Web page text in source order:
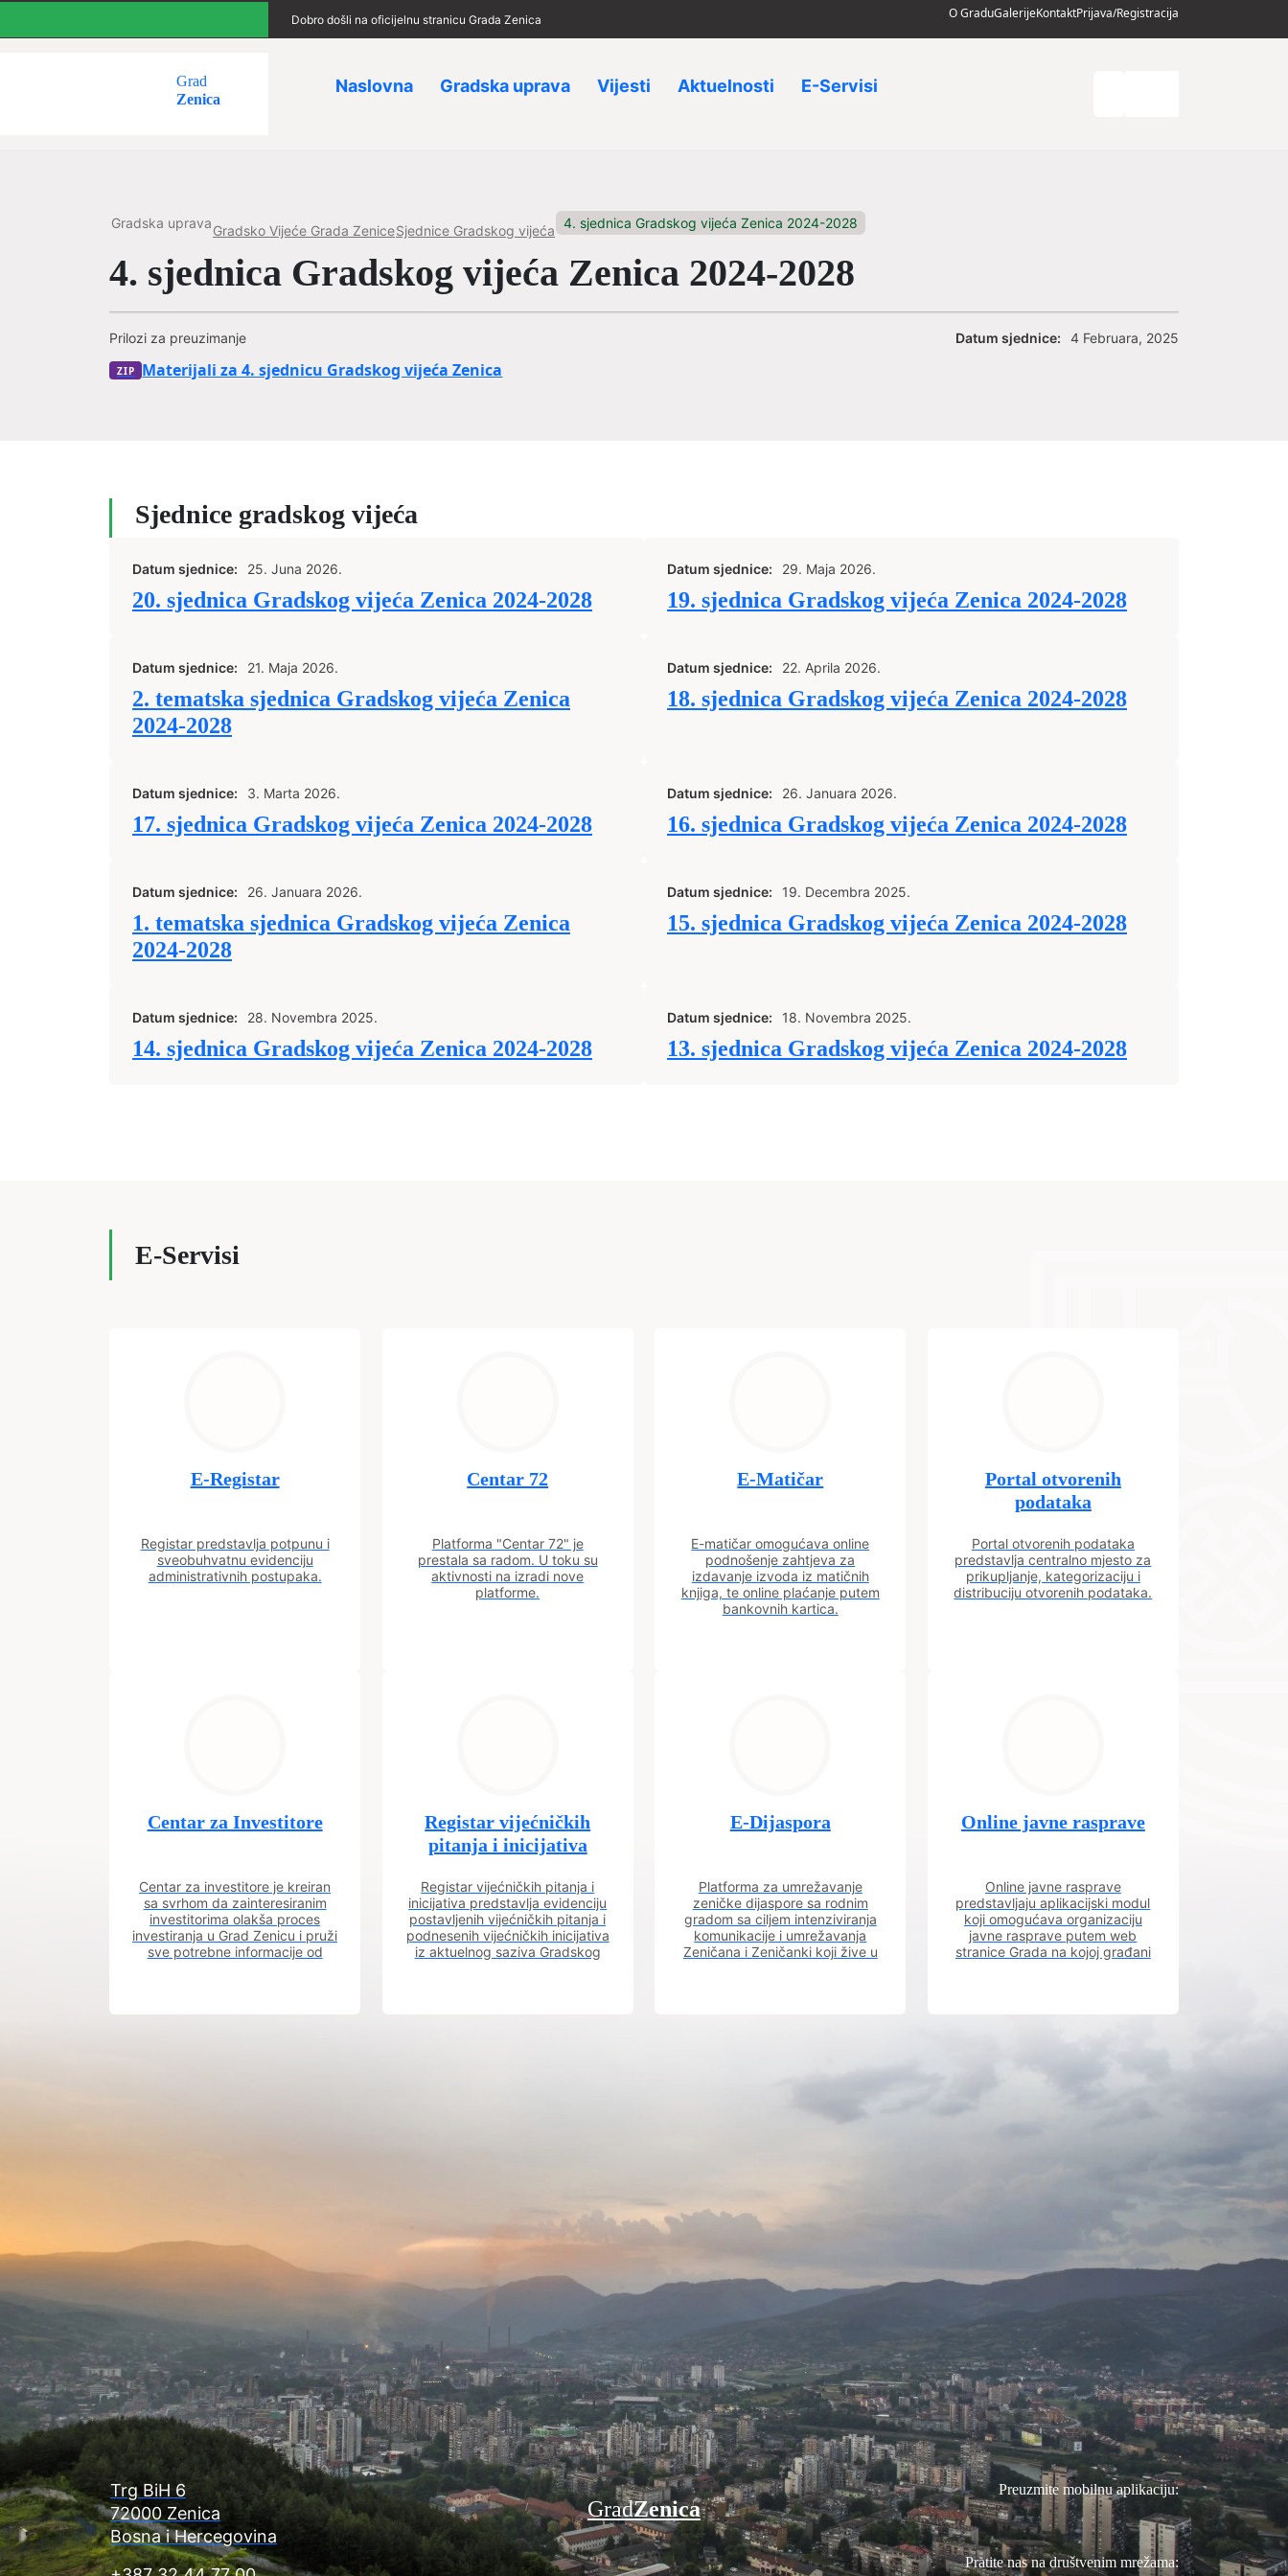
Dobro došli na oficijelnu stranicu Grada Zenica O GraduGalerijeKontaktPrijava/Registracija
Grad
Zenica
Naslovna Gradska uprava Vijesti Aktuelnosti E-Servisi
Gradska upravaGradsko Vijeće Grada ZeniceSjednice Gradskog vijeća 4. sjednica Gradskog vijeća Zenica 2024-2028
4. sjednica Gradskog vijeća Zenica 2024-2028
Prilozi za preuzimanje
Materijali za 4. sjednicu Gradskog vijeća Zenica
Datum sjednice: 4 Februara, 2025
Sjednice gradskog vijeća
Datum sjednice: 25. Juna 2026.
20. sjednica Gradskog vijeća Zenica 2024-2028
Datum sjednice: 29. Maja 2026.
19. sjednica Gradskog vijeća Zenica 2024-2028
Datum sjednice: 21. Maja 2026.
2. tematska sjednica Gradskog vijeća Zenica
2024-2028
Datum sjednice: 22. Aprila 2026.
18. sjednica Gradskog vijeća Zenica 2024-2028
Datum sjednice: 3. Marta 2026.
17. sjednica Gradskog vijeća Zenica 2024-2028
Datum sjednice: 26. Januara 2026.
16. sjednica Gradskog vijeća Zenica 2024-2028
Datum sjednice: 26. Januara 2026.
1. tematska sjednica Gradskog vijeća Zenica
2024-2028
Datum sjednice: 19. Decembra 2025.
15. sjednica Gradskog vijeća Zenica 2024-2028
Datum sjednice: 28. Novembra 2025.
14. sjednica Gradskog vijeća Zenica 2024-2028
Datum sjednice: 18. Novembra 2025.
13. sjednica Gradskog vijeća Zenica 2024-2028
E-Servisi
E-Registar
Registar predstavlja potpunu i
sveobuhvatnu evidenciju
administrativnih postupaka.
Centar 72
Platforma "Centar 72" je
prestala sa radom. U toku su
aktivnosti na izradi nove
platforme.
E-Matičar
E-matičar omogućava online
podnošenje zahtjeva za
izdavanje izvoda iz matičnih
knjiga, te online plaćanje putem
bankovnih kartica.
Portal otvorenih
podataka
Portal otvorenih podataka
predstavlja centralno mjesto za
prikupljanje, kategorizaciju i
distribuciju otvorenih podataka.
Centar za Investitore
Centar za investitore je kreiran
sa svrhom da zainteresiranim
investitorima olakša proces
investiranja u Grad Zenicu i pruži
sve potrebne informacije od
Registar vijećničkih
pitanja i inicijativa
Registar vijećničkih pitanja i
inicijativa predstavlja evidenciju
postavljenih vijećničkih pitanja i
podnesenih vijećničkih inicijativa
iz aktuelnog saziva Gradskog
E-Dijaspora
Platforma za umrežavanje
zeničke dijaspore sa rodnim
gradom sa ciljem intenziviranja
komunikacije i umrežavanja
Zeničana i Zeničanki koji žive u
Online javne rasprave
Online javne rasprave
predstavljaju aplikacijski modul
koji omogućava organizaciju
javne rasprave putem web
stranice Grada na kojoj građani
Trg BiH 6
72000 Zenica
Bosna i Hercegovina
GradZenica
Preuzmite mobilnu aplikaciju:
Pratite nas na društvenim mrežama: